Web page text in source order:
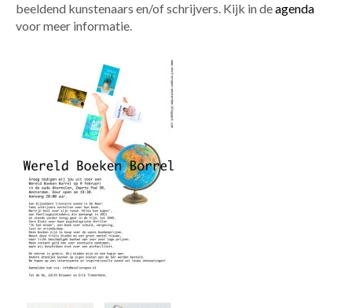
beeldend kunstenaars en/of schrijvers. Kijk in deagenda
voor meer informatie.